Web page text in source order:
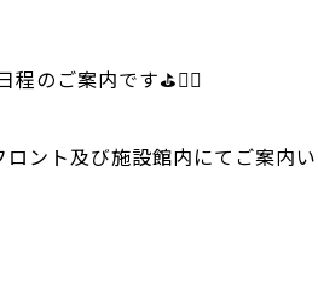
程のご案内です⛳🏌️‍♂️
ント及び施設館内にてご案内い